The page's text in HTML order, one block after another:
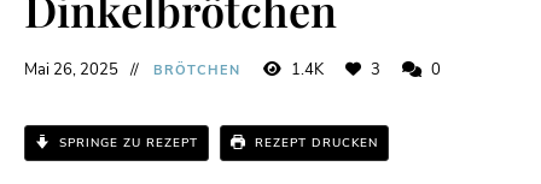
Mai 26, 2025 BRÖTCHEN 1.4K 3 0
SPRINGE ZU REZEPT REZEPT DRUCKEN